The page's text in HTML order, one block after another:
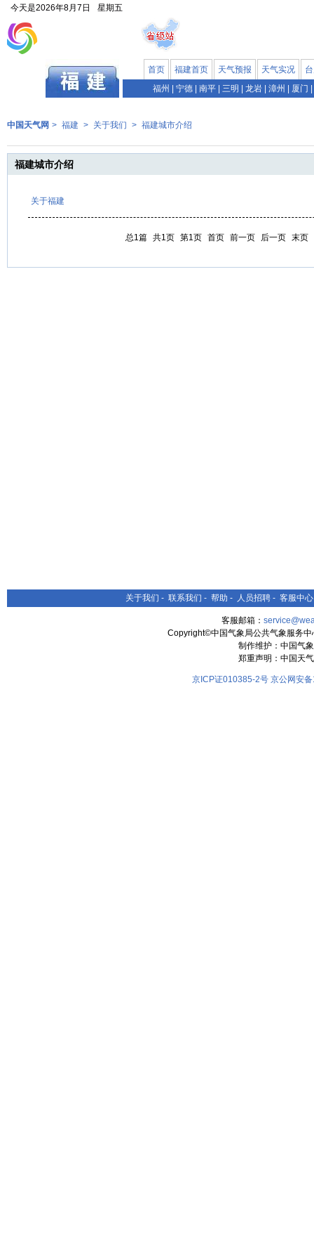
今天是2026年8月7日 星期五
首页 福建首页 天气预报 天气实况
福州
宁德 南平 三明 龙岩 漳州 厦门
中国天气网 > 福建 > 关于我们 > 福建城市介绍
福建城市介绍
关于福建
总1篇 共1页 第1页 首页 前一页 后一页 末页
关于我们 - 联系我们 - 帮助 - 人员招聘 - 客服中心
客服邮箱：
Copyright©中国气象局公共气象服务
制作维护：中国气
郑重声明：中国天
京ICP证010385-2号 京公网安